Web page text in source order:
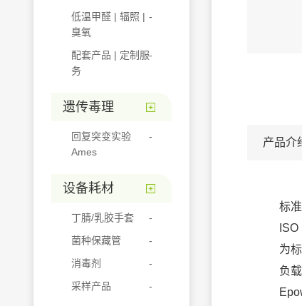
低温甲醛 | 辐照 |
臭氧
配套产品 | 定制服
务
遗传毒理
回复突变实验
Ames
设备耗材
丁腈/乳胶手套
菌种保藏管
消毒剂
采样产品
产品介
标
为
负